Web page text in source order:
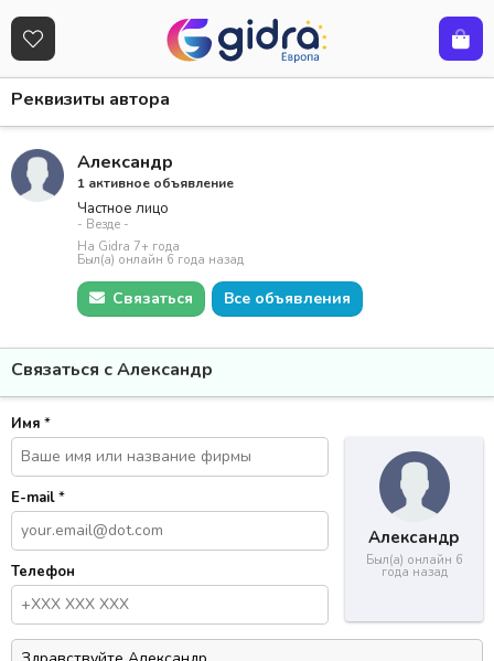
Реквизиты автора
Александр
1 активное объявление
Частное лицо
- Везде -
На Gidra 7+ года
Был(а) онлайн 6 года назад
Связаться Все объявления
Связаться с Александр
Александр
Был(а) онлайн 6
года назад
Имя *
E-mail*
Телефон